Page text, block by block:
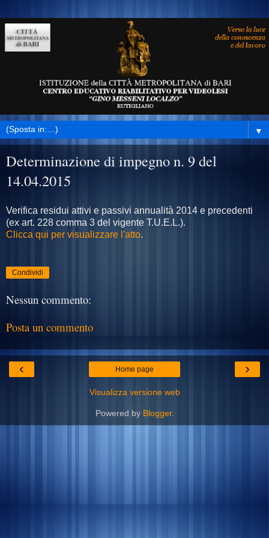
▼
Determinazione di impegno n. 9 del
14.04.2015
Verifica residui attivi e passivi annualità 2014 e precedenti
(ex art. 228 comma 3 del vigente T.U.E.L.).
Clicca qui per visualizzare l'atto.
Condividi
Nessun commento:
Posta un commento
‹ ›
Home page
Visualizza versione web
Powered by Blogger.